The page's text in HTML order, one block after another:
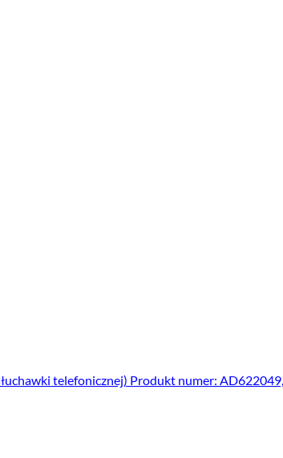
telefonicznej) Produkt numer: